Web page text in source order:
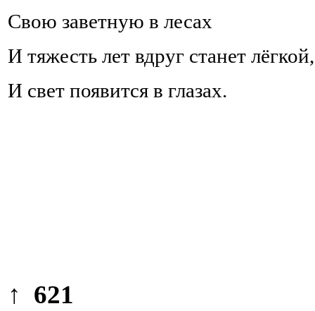
Свою заветную в лесах
И тяжесть лет вдруг станет лёгкой,
И свет появится в глазах.
↑ 621